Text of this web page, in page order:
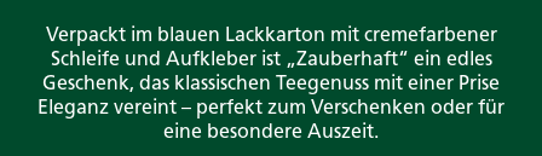
Verpackt im blauen Lackkarton mit cremefarbener
Schleife und Aufkleber ist „Zauberhaft“ ein edles
Geschenk, das klassischen Teegenuss mit einer Prise
Eleganz vereint – perfekt zum Verschenken oder für
eine besondere Auszeit.